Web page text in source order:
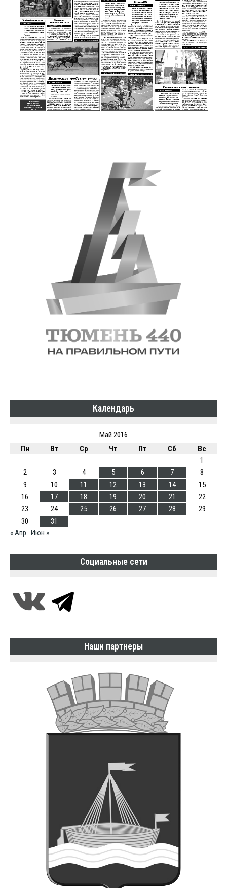
Календарь
Май 2016
Пн
Вт Ср Чт Пт Сб
Вс
1
2
3 4 5 6 7
8
9
10 11 12 13 14
15
16
17 18 19 20 21
22
23
24 25 26 27 28
29
30
31
« Апр Июн »
Социальные сети
Наши партнеры